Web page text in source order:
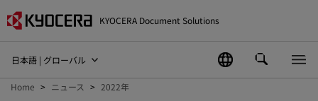
KYOCERA Document Solutions
日本語 | グローバル
Home ニュース 2022年